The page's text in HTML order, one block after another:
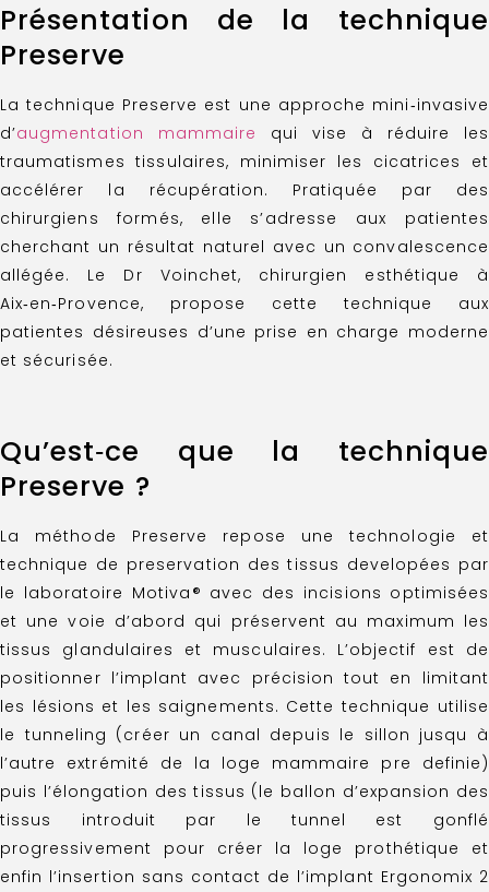
Présentation de la technique
Preserve
La technique Preserve est une approche mini‑invasive
d’augmentation mammaire qui vise à réduire les
traumatismes tissulaires, minimiser les cicatrices et
accélérer la récupération. Pratiquée par des
chirurgiens formés, elle s’adresse aux patientes
cherchant un résultat naturel avec un convalescence
allégée. Le Dr Voinchet, chirurgien esthétique à
Aix‑en‑Provence, propose cette technique aux
patientes désireuses d’une prise en charge moderne
et sécurisée.
Qu’est‑ce que la technique
Preserve ?
La méthode Preserve repose une technologie et
technique de preservation des tissus developées par
le laboratoire Motiva® avec des incisions optimisées
et une voie d’abord qui préservent au maximum les
tissus glandulaires et musculaires. L’objectif est de
positionner l’implant avec précision tout en limitant
les lésions et les saignements. Cette technique utilise
le tunneling (créer un canal depuis le sillon jusqu à
l’autre extrémité de la loge mammaire pre definie)
puis l’élongation des tissus (le ballon d’expansion des
tissus introduit par le tunnel est gonflé
progressivement pour créer la loge prothétique et
enfin l’insertion sans contact de l’implant Ergonomix 2